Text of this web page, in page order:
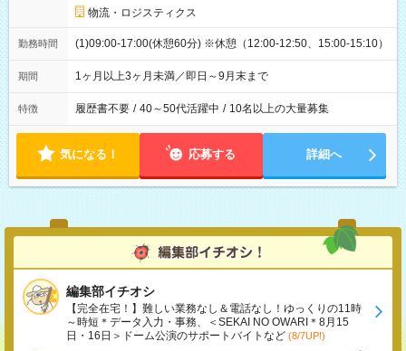
物流・ロジスティクス
勤務時間 (1)09:00-17:00(休憩60分) ※休憩（12:00-12:50、15:00-15:10）
期間 1ヶ月以上3ヶ月未満／即日～9月末まで
特徴 履歴書不要 / 40～50代活躍中 / 10名以上の大量募集
気になる！ 応募する 詳細へ
編集部イチオシ
【完全在宅！】難しい業務なし＆電話なし！ゆっくりの11時
～時短＊データ入力・事務、＜SEKAI NO OWARI＊8月15
日・16日＞ドーム公演のサポートバイトなど (8/7UP!)